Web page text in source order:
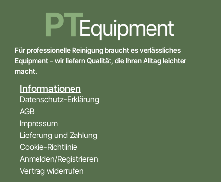
Für professionelle Reinigung braucht es verlässliches
Equipment – wir liefern Qualität, die Ihren Alltag leichter
macht.
Informationen
Datenschutz-Erklärung
AGB
Impressum
Lieferung und Zahlung
Cookie-Richtlinie
Anmelden/Registrieren
Vertrag widerrufen